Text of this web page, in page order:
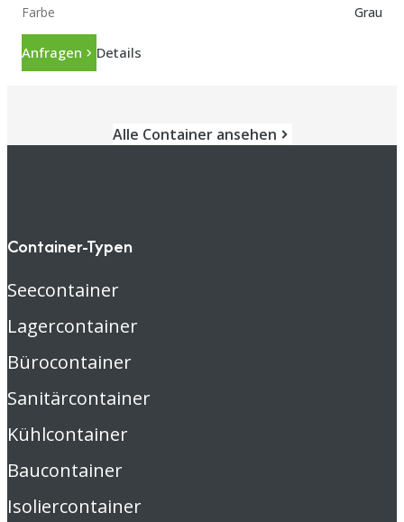
Farbe
Grau
Anfragen Details
Alle Container ansehen
Container-Typen
Seecontainer
Lagercontainer
Bürocontainer
Sanitärcontainer
Kühlcontainer
Baucontainer
Isoliercontainer